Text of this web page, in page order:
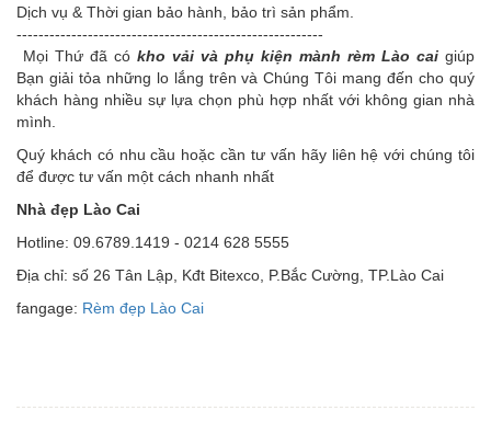
Dịch vụ & Thời gian bảo hành, bảo trì sản phẩm.
--------------------------------------------------------
Mọi Thứ đã có kho vải và phụ kiện mành rèm Lào cai giúp
Bạn giải tỏa những lo lắng trên và Chúng Tôi mang đến cho quý
khách hàng nhiều sự lựa chọn phù hợp nhất với không gian nhà
mình.
Quý khách có nhu cầu hoặc cần tư vấn hãy liên hệ với chúng tôi
để được tư vấn một cách nhanh nhất
Nhà đẹp Lào Cai
Hotline: 09.6789.1419 - 0214 628 5555
Địa chỉ: số 26 Tân Lập, Kđt Bitexco, P.Bắc Cường, TP.Lào Cai
fangage: Rèm đẹp Lào Cai